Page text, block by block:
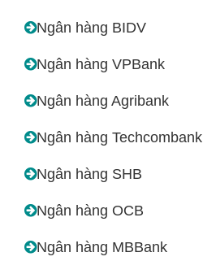
Ngân hàng BIDV
Ngân hàng VPBank
Ngân hàng Agribank
Ngân hàng Techcombank
Ngân hàng SHB
Ngân hàng OCB
Ngân hàng MBBank